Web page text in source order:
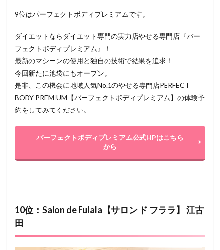
9位はパーフェクトボディプレミアムです。
ダイエットならダイエット専門の実力店やせる専門店『パー
フェクトボディプレミアム』！
最新のマシーンの使用と独自の技術で結果を追求！
今回新たに池袋にもオープン。
是非、この機会に地域人気No.1のやせる専門店PERFECT
BODY PREMIUM【パーフェクトボディプレミアム】の体験予
約をしてみてください。
パーフェクトボディプレミアム公式HPはこちら
から
10位：Salon de Fulala【サロン ド フララ】 江古
田